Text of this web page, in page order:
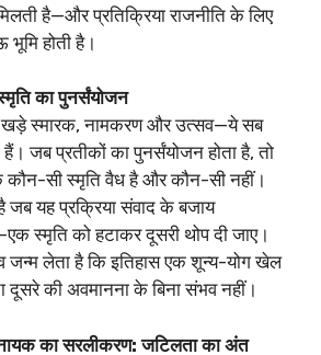
है—और प्रतिक्रिया राजनीति के लिए
होती है।
का पुनर्संयोजन
खड़े स्मारक, नामकरण और उत्सव—ये सब
हैं। जब प्रतीकों का पुनर्संयोजन होता है, तो
कौन-सी स्मृति वैध है और कौन-सी नहीं।
जब यह प्रक्रिया संवाद के बजाय
स्मृति को हटाकर दूसरी थोप दी जाए।
जन्म लेता है कि इतिहास एक शून्य-योग खेल
दूसरे की अवमानना के बिना संभव नहीं।
का सरलीकरण: जटिलता का अंत